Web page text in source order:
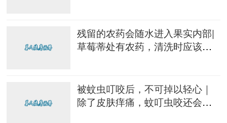
残留的农药会随水进入果实内部|
草莓蒂处有农药，清洗时应该摘
被蚊虫叮咬后，不可掉以轻心｜
除了皮肤痒痛，蚊叮虫咬还会引